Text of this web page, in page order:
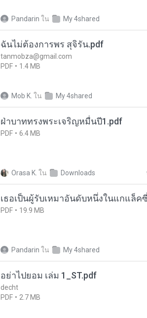
Pandarin ใน My 4shared
ฉันไม่ต้องการพร สุจิรัน.pdf
tanmobza@gmail.com
PDF
1.4 MB
Mob K. ใน My 4shared
ฝ่าบาททรงพระเจริญหมื่นปี1.pdf
PDF 6.4 MB
Orasa K. ใน Downloads
เธอเป็นผู้รับเหมาอันดับหนึ่งในแกแล็ค
PDF 19.9 MB
Pandarin ใน My 4shared
อย่าไปยอม เล่ม 1_ST.pdf
decht
PDF
2.7 MB